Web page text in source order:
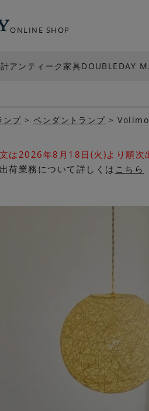
ONLINE SHOP
アンティーク家具DOUBLEDAY
ンプ ペンダントランプ
は2026年8月18日(火)より順次
荷業務について詳しくは こちら